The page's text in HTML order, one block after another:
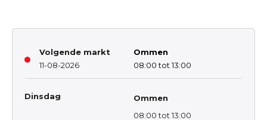
Volgende markt
11-08-2026
Ommen
08:00 tot 13:00
Dinsdag
Ommen
08:00 tot 13:00